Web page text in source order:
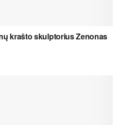
krašto skulptorius Zenonas